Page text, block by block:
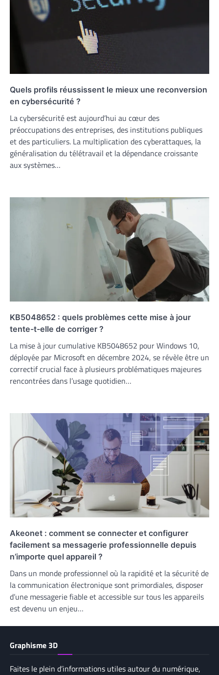
Quels profils réussissent le mieux une reconversion
en cybersécurité ?
La cybersécurité est aujourd’hui au cœur des
préoccupations des entreprises, des institutions publiques
et des particuliers. La multiplication des cyberattaques, la
généralisation du télétravail et la dépendance croissante
aux systèmes…
KB5048652 : quels problèmes cette mise à jour
tente-t-elle de corriger ?
La mise à jour cumulative KB5048652 pour Windows 10,
déployée par Microsoft en décembre 2024, se révèle être un
correctif crucial face à plusieurs problématiques majeures
rencontrées dans l’usage quotidien…
Akeonet : comment se connecter et configurer
facilement sa messagerie professionnelle depuis
n’importe quel appareil ?
Dans un monde professionnel où la rapidité et la sécurité de
la communication électronique sont primordiales, disposer
d’une messagerie fiable et accessible sur tous les appareils
est devenu un enjeu…
Graphisme 3D
Faites le plein d’informations utiles autour du numérique,